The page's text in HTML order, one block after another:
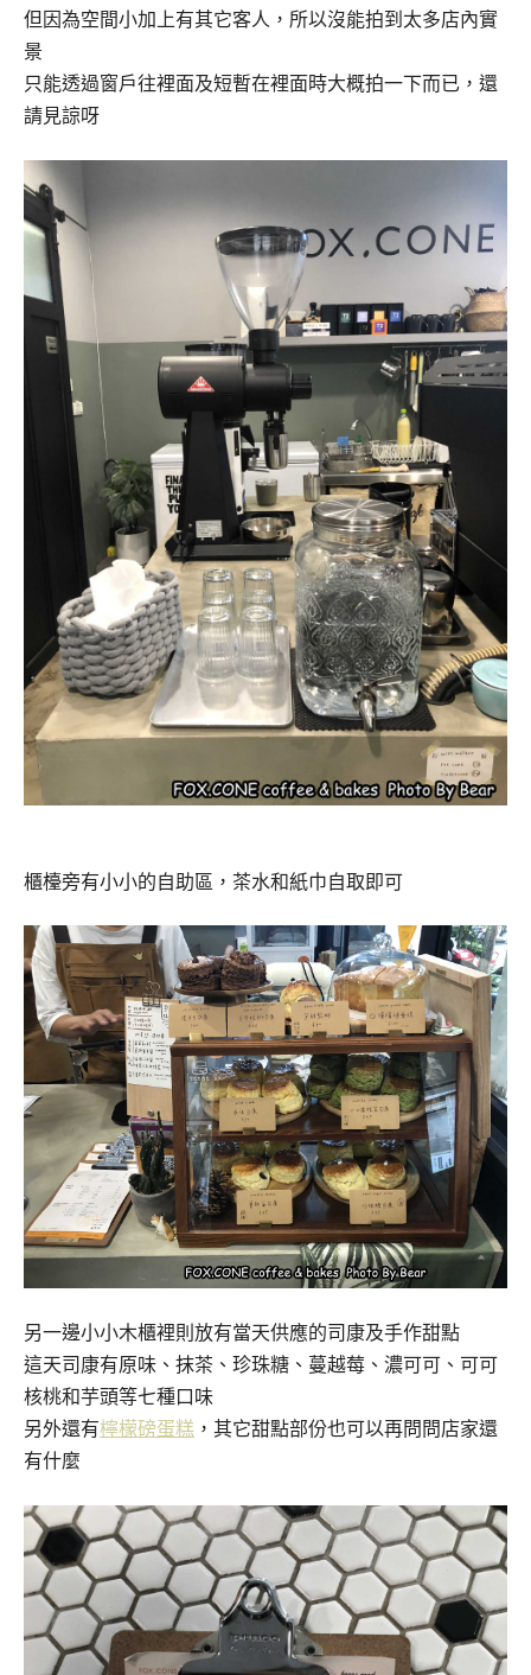
但因為空間小加上有其它客人，所以沒能拍到太多店內實
景
只能透過窗戶往裡面及短暫在裡面時大概拍一下而已，還
請見諒呀
櫃檯旁有小小的自助區，茶水和紙巾自取即可
另一邊小小木櫃裡則放有當天供應的司康及手作甜點
這天司康有原味、抹茶、珍珠糖、蔓越莓、濃可可、可可
核桃和芋頭等七種口味
另外還有檸檬磅蛋糕 ，其它甜點部份也可以再問問店家還
有什麼